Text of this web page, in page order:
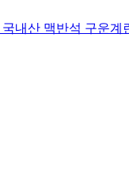
내산 맥반석 구운계